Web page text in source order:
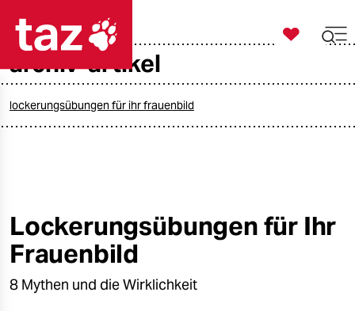
taz zahl ich
öko
gesellschaft
kultur

taz zahl ich
archiv-artikel
lockerungsübungen für ihr frauenbild
Lockerungsübungen für Ihr
Frauenbild
8 Mythen und die Wirklichkeit